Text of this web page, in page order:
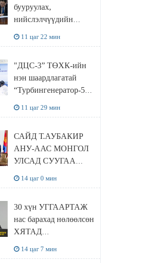
ХЭЛЭЛЦҮҮЛЭГ
БОЛЛОО
бууруулах,
нийслэлчүүдийн
баялгийн сан нэгдэл”
ХХК-тай хамтран
хэрэгжүүлнэ
11 цаг 22 мин
"ДЦС-3” ТӨХК-ийн
нэн шаардлагатай
“Турбингенератор-5”-
11 цаг 29 мин
САЙД Т.АУБАКИР
АНУ-ААС МОНГОЛ
УЛСАД СУУГАА
ХҮЛЭЭН АВЧ
УУЛЗЛАА
14 цаг 0 мин
30 хүн УГГААРТАЖ
нас барахад нөлөөлсөн
ХЯТАД
14 цаг 7 мин